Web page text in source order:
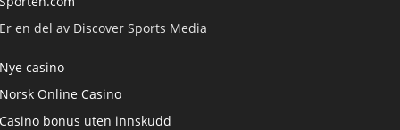
Er en del av Discover Sports Media
Nye casino
Norsk Online Casino
Casino bonus uten innskudd